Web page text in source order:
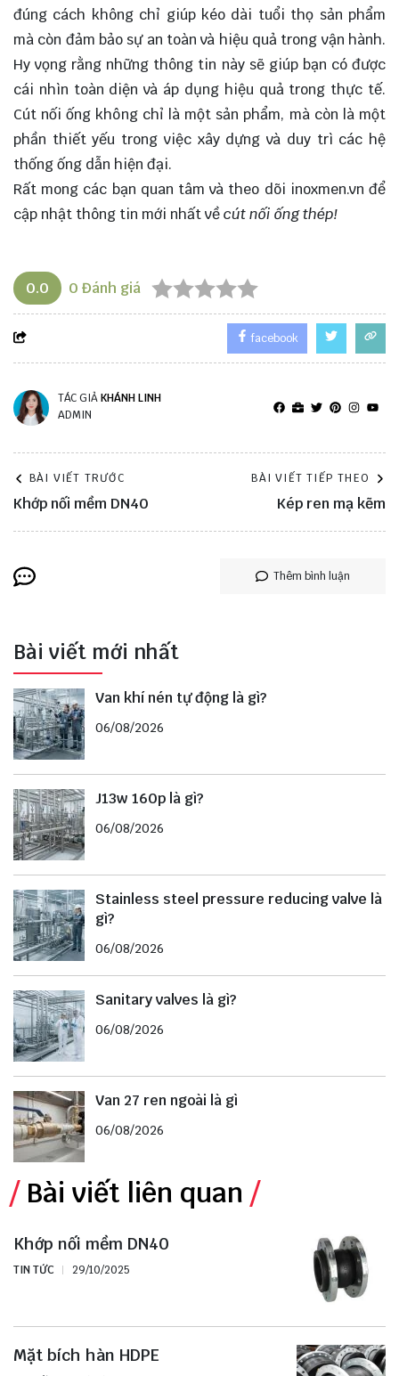
đúng cách không chỉ giúp kéo dài tuổi thọ sản phẩm
mà còn đảm bảo sự an toàn và hiệu quả trong vận hành.
Hy vọng rằng những thông tin này sẽ giúp bạn có được
cái nhìn toàn diện và áp dụng hiệu quả trong thực tế.
Cút nối ống không chỉ là một sản phẩm, mà còn là một
phần thiết yếu trong việc xây dựng và duy trì các hệ
thống ống dẫn hiện đại.
Rất mong các bạn quan tâm và theo dõi inoxmen.vn để
cập nhật thông tin mới nhất vềcút nối ống thép!
0.0 0 Đánh giá
facebook
TÁC GIẢKHÁNH LINH
ADMIN
BÀI VIẾT TRƯỚC
Khớp nối mềm DN40
BÀI VIẾT TIẾP THEO
Kép ren mạ kẽm
Thêm bình luận
Bài viết mới nhất
Van khí nén tự động là gì?
06/08/2026
J13w 160p là gì?
06/08/2026
Stainless steel pressure reducing valve là
gì?
06/08/2026
Sanitary valves là gì?
06/08/2026
Van 27 ren ngoài là gì
06/08/2026
Bài viết liên quan
Khớp nối mềm DN40
TIN TỨC 29/10/2025
Mặt bích hàn HDPE